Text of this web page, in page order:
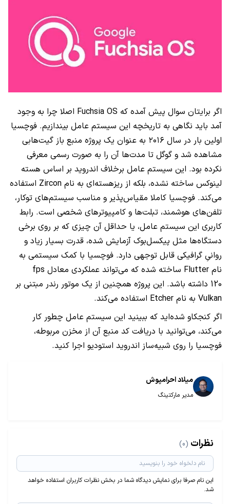
اگر برایتان سوال پیش آمده که Fuchsia OS اصلا چرا به وجود
آمد باید نگاهی به تاریخچه این سیستم عامل بیندازیم. فوچسیا
اولین بار در سال ۲۰۱۶ به عنوان یک پروژه منبع باز گیت‌هابی
مشاهده شد و گوگل تا مدت‌ها آن را به صورت رسمی معرفی
نکرده بود. این سیستم عامل برخلاف اندروید بر اساس هسته
لینوکس ساخته نشده، بلکه از ریزهسته‌ای به نام Zircon استفاده
می‌کند. فوچسیا کاملا مقیاس‌پذیر و مناسب سیستم‌های توکار،
تلفن‌های هوشمند، تبلت‌ها و کامپیوترهای شخصی است. رابط
کاربری این سیستم عامل، یا حداقل آن چیزی که بر روی برخی
دستگاه‌ها مثل پیکسل‌بوک آزمایش شده، قدرت بسیار زیاد و
روانیِ گرافیکی قابل توجهی دارد. فوچسیا با کمک سیستمی به
نام Flutter ساخته شده که می‌تواند عملکردی معادل fps
120 داشته باشد. این پروژه همچنین از یک موتور رندر مبتنی بر
Vulkan به نام Etcher استفاده می‌کند.
اگر کنجکاو شده‌اید که ببینید این سیستم عامل چطور کار
می‌کند، می‌توانید با دریافت کد منبع آن از مخزن مربوطه،
فوچسیا را روی شبیه‌ساز اندروید استودیو اجرا کنید.
میلاد احرامپوش
مدیر مارکتینگ
نظرات (0)
این نام صرفا برای نمایش دیدگاه شما در بخش نظرات کاربران استفاده خواهد
شد.